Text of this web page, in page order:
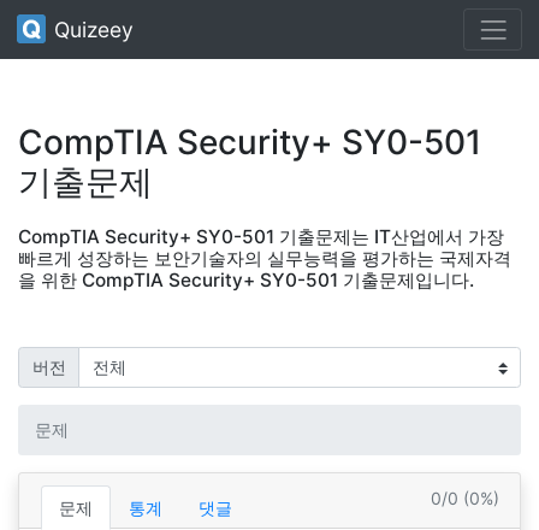
Quizeey
CompTIA Security+ SY0-501
기출문제
CompTIA Security+ SY0-501 기출문제는 IT산업에서 가장
빠르게 성장하는 보안기술자의 실무능력을 평가하는 국제자격
을 위한 CompTIA Security+ SY0-501 기출문제입니다.
버전
문제
0/0 (0%)
문제 통계 댓글